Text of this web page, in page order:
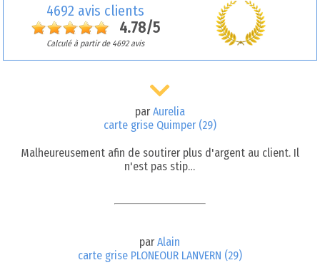
4692 avis clients
4.78/5
Calculé à partir de 4692 avis
par Aurelia
carte grise Quimper (29)
Malheureusement afin de soutirer plus d'argent au client. Il
n'est pas stip…
parAlain
carte grise PLONEOUR LANVERN (29)